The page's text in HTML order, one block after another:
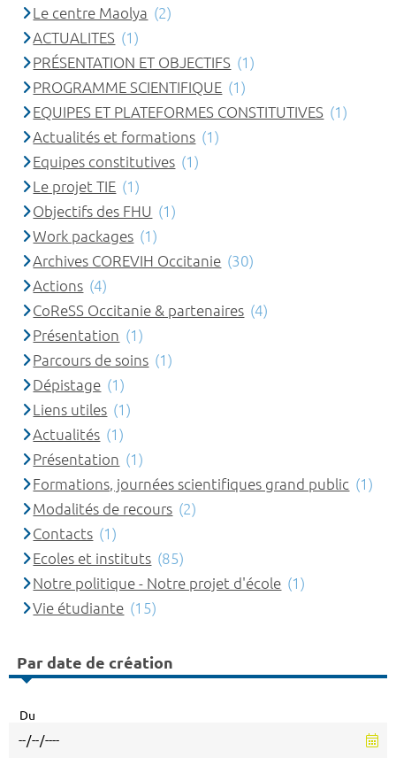
Le centre Maolya (2)
ACTUALITES (1)
PRÉSENTATION ET OBJECTIFS (1)
PROGRAMME SCIENTIFIQUE (1)
EQUIPES ET PLATEFORMES CONSTITUTIVES (1)
Actualités et formations (1)
Equipes constitutives (1)
Le projet TIE (1)
Objectifs des FHU (1)
Work packages (1)
Archives COREVIH Occitanie (30)
Actions (4)
CoReSS Occitanie & partenaires (4)
Présentation (1)
Parcours de soins (1)
Dépistage (1)
Liens utiles (1)
Actualités (1)
Présentation (1)
Formations, journées scientifiques grand public (1)
Modalités de recours (2)
Contacts (1)
Ecoles et instituts (85)
Notre politique - Notre projet d'école (1)
Vie étudiante (15)
Par date de création
Du